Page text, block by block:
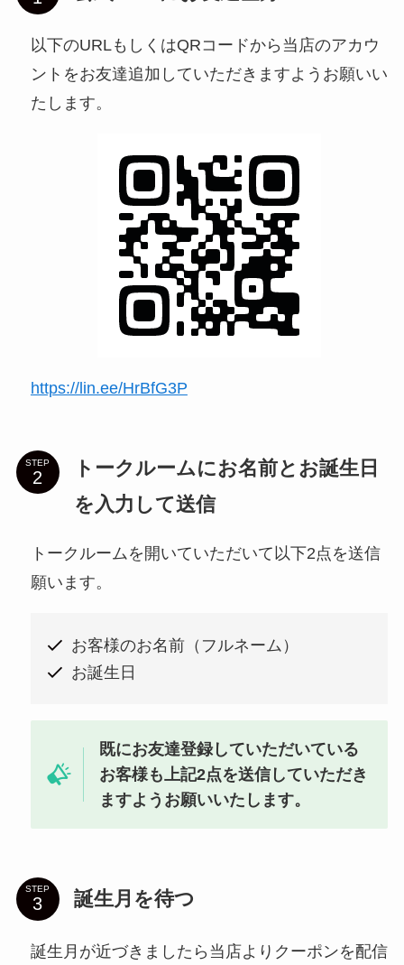
以下のURLもしくはQRコードから当店のアカウ
ントをお友達追加していただきますようお願いい
たします。
https://lin.ee/HrBfG3P
STEP
トークルームにお名前とお誕生日
を入力して送信
トークルームを開いていただいて以下2点を送信
願います。
お客様のお名前（フルネーム）
お誕生日
既にお友達登録していただいている
お客様も上記2点を送信していただき
ますようお願いいたします。
STEP 誕生月を待つ
誕生月が近づきましたら当店よりクーポンを配信